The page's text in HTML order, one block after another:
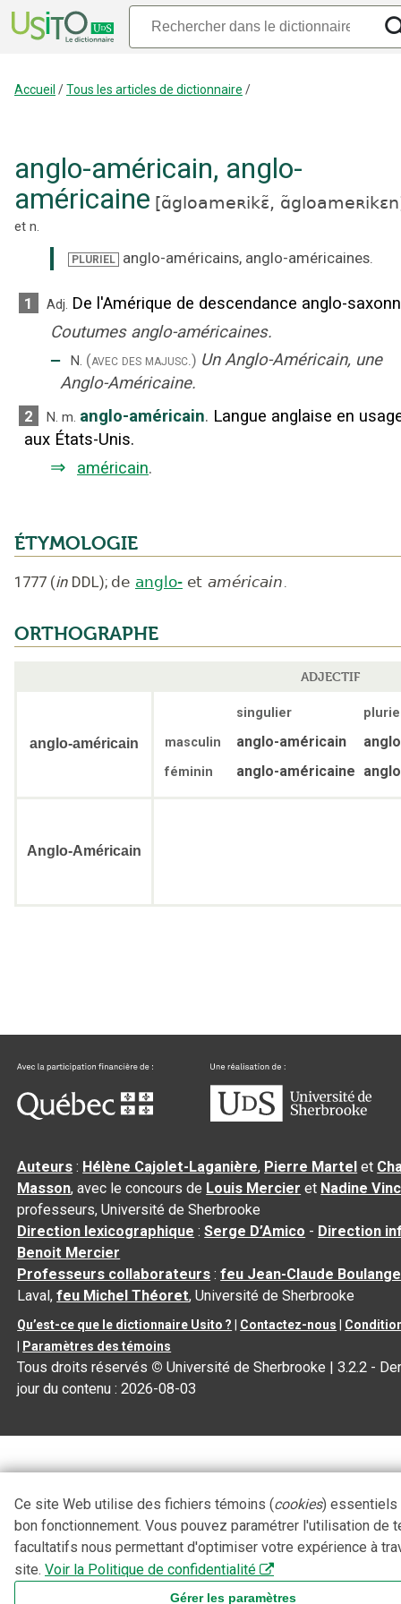
Accueil /Tous les articles de dictionnaire /
anglo-américain, anglo-
américaine [ɑ̃gloameʀikɛ̃, ɑ̃gloameʀikɛn
et n.
PLURIEL anglo-américains, anglo-américaines.
1 Adj. De l'Amérique de descendance anglo-
Coutumes anglo-américaines.
‒ N. (avec des majusc.) Un Anglo-Américain, une
Anglo-Américaine.
2 N. m. anglo-américain. Langue anglaise en
aux États-Unis.
⇒ américain.
ÉTYMOLOGIE
1777 (in DDL); de anglo- et américain.
ORTHOGRAPHE
ADJECTIF
anglo-américain
singulier
masculin
anglo-américain
féminin anglo-américaine
Anglo-Américain
Auteurs : Hélène Cajolet-Laganière, Pierre Martel et
Masson, avec le concours de Louis Mercier et Nadine
professeurs, Université de Sherbrooke
Direction lexicographique :Serge D’Amico - Direction
Benoit Mercier
Professeurs collaborateurs :feu Jean-Claude
Laval,feu Michel Théoret, Université de Sherbrooke
Qu’est-ce que le dictionnaire Usito ? Contactez-nous
Paramètres des témoins
Tous droits réservés © Université de Sherbrooke |3.2.2 -
jour du contenu :2026-08-03
Ce site Web utilise des fichiers témoins (cookies) essentiels
bon fonctionnement. Vous pouvez paramétrer l'utilisation de
facultatifs nous permettant d'optimiser votre expérience à
site. Voir la Politique de confidentialité
Gérer les paramètres